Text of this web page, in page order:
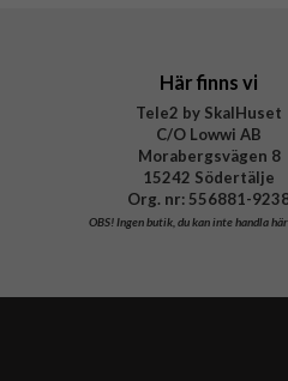
Här finns vi
Tele2 by SkalHuset
C/O Lowwi AB
Morabergsvägen 8
15242 Södertälje
Org. nr: 556881-
OBS!Ingen butik, du kan inte handla